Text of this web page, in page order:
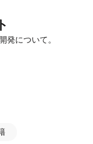
発について。